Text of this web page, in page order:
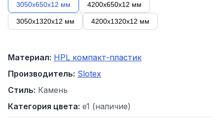
3050х650х12 мм 4200х650х12 мм
3050х1320х12 мм 4200х1320х12 мм
Материал: HPL компакт-пластик
Производитель: Slotex
Стиль: Камень
Категория цвета: e1 (наличие)